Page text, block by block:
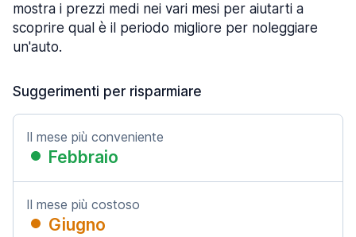
mostra i prezzi medi nei vari mesi per aiutarti a
scoprire qual è il periodo migliore per noleggiare
un'auto.
Suggerimenti per risparmiare
Il mese più conveniente
Febbraio
Il mese più costoso
Giugno